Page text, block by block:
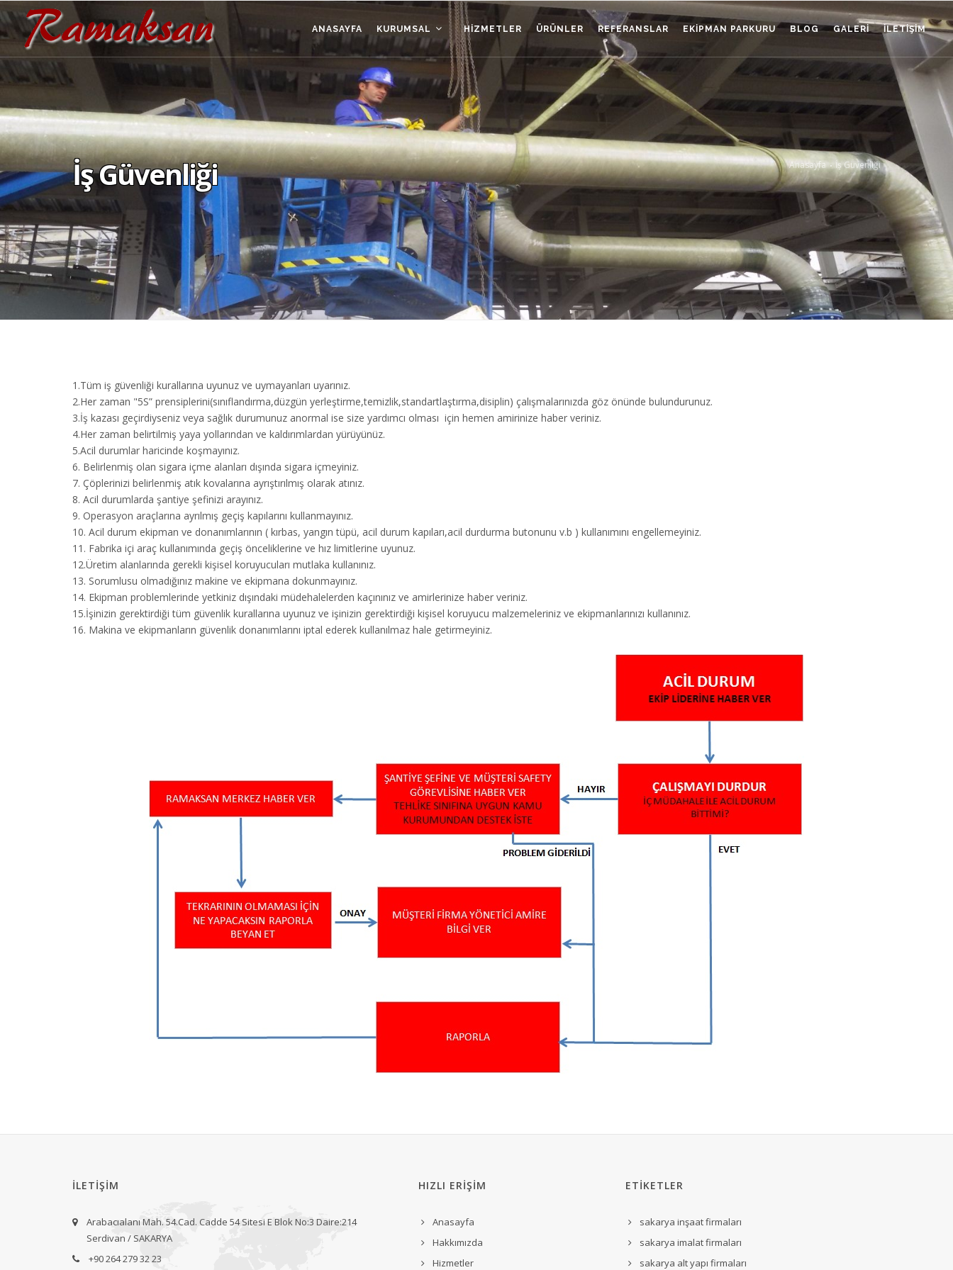
ANASAYFA KURUMSAL HIZMETLER ÜRÜNLER REFERANSLAR EKIPMAN PARKURU BLOG GALERI İLETIŞIM
İş Güvenliği Anasayfa İş Güvenliği
1.Tüm iş güvenliği kurallarına uyunuz ve uymayanları uyarınız.
2.Her zaman "5S” prensiplerini(sınıflandırma,düzgün yerleştirme,temizlik,standartlaştırma,disiplin) çalışmalarınızda göz önünde bulundurunuz.
3.İş kazası geçirdiyseniz veya sağlık durumunuz anormal ise size yardımcı olması için hemen amirinize haber veriniz.
4.Her zaman belirtilmiş yaya yollarından ve kaldırımlardan yürüyünüz.
5.Acil durumlar haricinde koşmayınız.
6. Belirlenmiş olan sigara içme alanları dışında sigara içmeyiniz.
7. Çöplerinizi belirlenmiş atık kovalarına ayrıştırılmış olarak atınız.
8. Acil durumlarda şantiye şefinizi arayınız.
9. Operasyon araçlarına ayrılmış geçiş kapılarını kullanmayınız.
10. Acil durum ekipman ve donanımlarının ( kırbas, yangın tüpü, acil durum kapıları,acil durdurma butonunu v.b ) kullanımını engellemeyiniz.
11. Fabrika içi araç kullanımında geçiş önceliklerine ve hız limitlerine uyunuz.
12.Üretim alanlarında gerekli kişisel koruyucuları mutlaka kullanınız.
13. Sorumlusu olmadığınız makine ve ekipmana dokunmayınız.
14. Ekipman problemlerinde yetkiniz dışındaki müdehalelerden kaçınınız ve amirlerinize haber veriniz.
15.İşinizin gerektirdiği tüm güvenlik kurallarına uyunuz ve işinizin gerektirdiği kişisel koruyucu malzemeleriniz ve ekipmanlarınızı kullanınız.
16. Makina ve ekipmanların güvenlik donanımlarını iptal ederek kullanılmaz hale getirmeyiniz.
İLETİŞİM
Arabacıalanı Mah. 54.Cad. Cadde 54 Sitesi E Blok No:3 Daire:214
Serdivan / SAKARYA
+90 264 279 32 23
HIZLI ERİŞİM
Anasayfa
Hakkımızda
Hizmetler
ETİKETLER
sakarya inşaat firmaları
sakarya imalat firmaları
sakarya alt yapı firmaları